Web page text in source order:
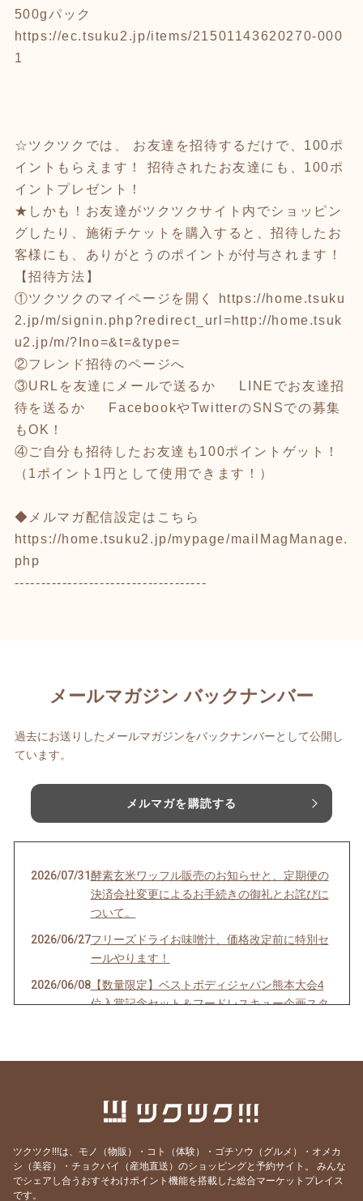
500gパック
https://ec.tsuku2.jp/items/21501143620270-000
1
☆ツクツクでは、 お友達を招待するだけで、100ポ
イントもらえます！ 招待されたお友達にも、100ポ
イントプレゼント！
★しかも！お友達がツクツクサイト内でショッピン
グしたり、施術チケットを購入すると、招待したお
客様にも、ありがとうのポイントが付与されます！
【招待方法】
①ツクツクのマイページを開く https://home.tsuku
2.jp/m/signin.php?redirect_url=http://home.tsuk
u2.jp/m/?Ino=&t=&type=
②フレンド招待のページへ
③URLを友達にメールで送るか LINEでお友達招
待を送るか FacebookやTwitterのSNSでの募集
もOK！
④ご自分も招待したお友達も100ポイントゲット！
（1ポイント1円として使用できます！）
◆メルマガ配信設定はこちら
https://home.tsuku2.jp/mypage/mailMagManage.
php
------------------------------------
メールマガジン バックナンバー
過去にお送りしたメールマガジンをバックナンバーとして公開し
ています。
メルマガを購読する
2026/07/31酵素玄米ワッフル販売のお知らせと、定期便の
決済会社変更によるお手続きの御礼とお詫びに
ついて。
2026/06/27フリーズドライお味噌汁、価格改定前に特別セ
ールやります！
2026/06/08【数量限定】ベストボディジャパン熊本大会4
位入賞記念セット＆フードレスキュー企画スタ
ップレシピ集お付けします！
まで！
2026/01/16 酵素玄米餅追加販売！今期の販売はこれで最後
ツクツク!!!は、モノ（物販）・コト（体験）・ゴチソウ（グルメ）・オメカ
シ（美容）・チョクバイ（産地直送）のショッピングと予約サイト。
みんな
でシェアし合うおすそわけポイント機能を搭載した総合マーケットプレイス
です。